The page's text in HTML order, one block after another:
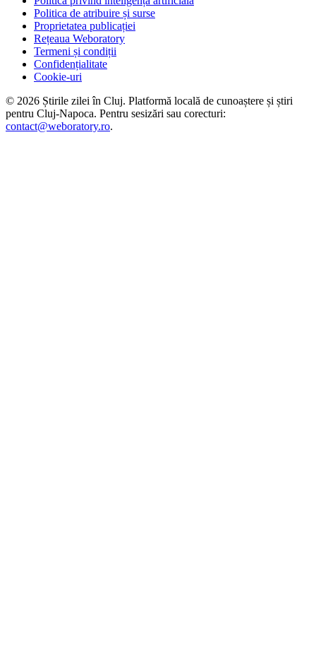
Politica de atribuire și surse
Proprietatea publicației
Rețeaua Weboratory
Termeni și condiții
Confidențialitate
Cookie-uri
© 2026 Știrile zilei în Cluj. Platformă locală de cunoaștere și știri
pentru Cluj-Napoca. Pentru sesizări sau corecturi:
contact@weboratory.ro.